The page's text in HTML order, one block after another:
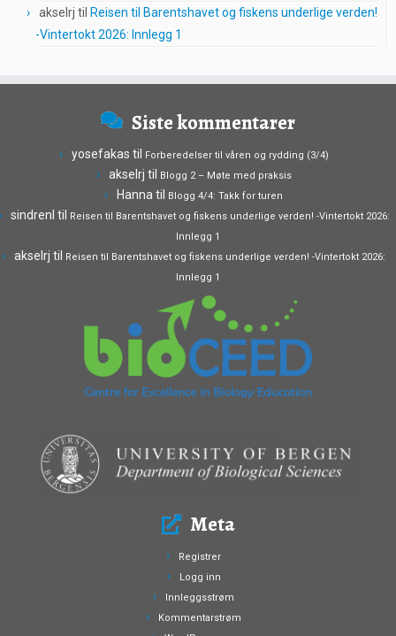
akselrj til Reisen til Barentshavet og fiskens underlige verden!
-Vintertokt 2026: Innlegg 1
Siste kommentarer
yosefakas til Forberedelser til våren og rydding (3/4)
akselrj til Blogg 2 – Møte med praksis
Hanna til Blogg 4/4: Takk for turen
sindrenl til Reisen til Barentshavet og fiskens underlige verden! -Vintertokt 2026:
Innlegg 1
akselrj til Reisen til Barentshavet og fiskens underlige verden! -Vintertokt 2026:
Innlegg 1
Meta
Registrer
Logg inn
Innleggsstrøm
Kommentarstrøm